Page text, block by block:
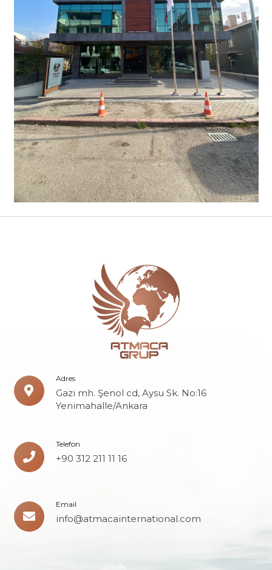
Adres
Gazi mh. Şenol cd, Aysu Sk. No:16
Yenimahalle/Ankara
Telefon
+90 312 211 11 16
Email
info@atmacainternational.com